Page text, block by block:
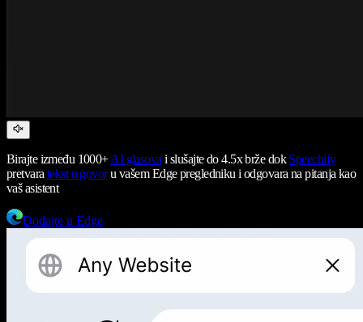
Birajte između 1000+AI glasova i slušajte do 4.5x brže dokSpeechify
pretvara tekst u govoru vašem Edge pregledniku i odgovara na pitanja kao
vaš asistent
Dodajte u Edge